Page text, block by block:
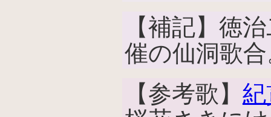
【補記】徳
催の仙洞歌
【参考歌】